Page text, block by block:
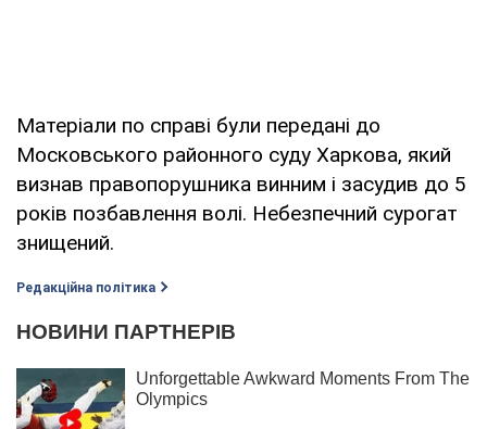
Матеріали по справі були передані до
Московського районного суду Харкова, який
визнав правопорушника винним і засудив до 5
років позбавлення волі. Небезпечний сурогат
знищений.
Редакційна політика